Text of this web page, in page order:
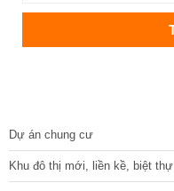
Dự án chung cư
Khu đô thị mới, liền kề, biệt thự